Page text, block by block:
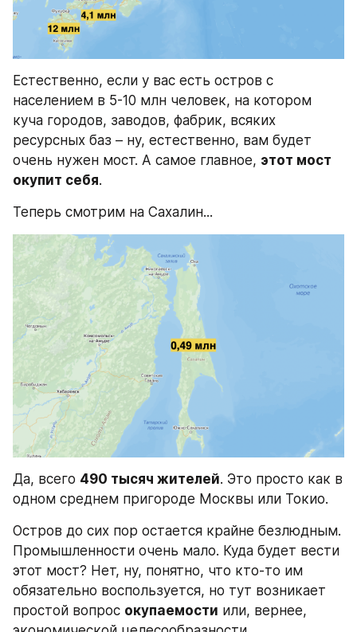
Естественно, если у вас есть остров с
населением в 5-10 млн человек, на котором
куча городов, заводов, фабрик, всяких
ресурсных баз – ну, естественно, вам будет
очень нужен мост. А самое главное, этот мост
окупит себя.
Теперь смотрим на Сахалин...
Да, всего 490 тысяч жителей. Это просто как в
одном среднем пригороде Москвы или Токио.
Остров до сих пор остается крайне безлюдным.
Промышленности очень мало. Куда будет вести
этот мост? Нет, ну, понятно, что кто-то им
обязательно воспользуется, но тут возникает
простой вопрос окупаемости или, вернее,